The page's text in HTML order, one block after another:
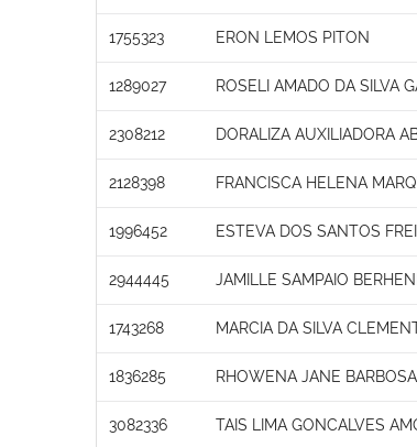
1755323 ERON LEMOS PITON
1289027 ROSELI AMADO DA SILVA
2308212 DORALIZA AUXILIADORA
2128398 FRANCISCA HELENA
1996452 ESTEVA DOS SANTOS
2944445 JAMILLE SAMPAIO
1743268 MARCIA DA SILVA
1836285 RHOWENA JANE
3082336 TAIS LIMA GONCALVES